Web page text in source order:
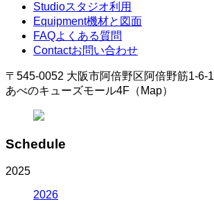
Studioスタジオ利用
Equipment機材と図面
FAQよくある質問
Contactお問い合わせ
〒545-0052 大阪市阿倍野区阿倍野筋1-6-1
あべのキューズモール4F（Map）
Schedule
2025
2026